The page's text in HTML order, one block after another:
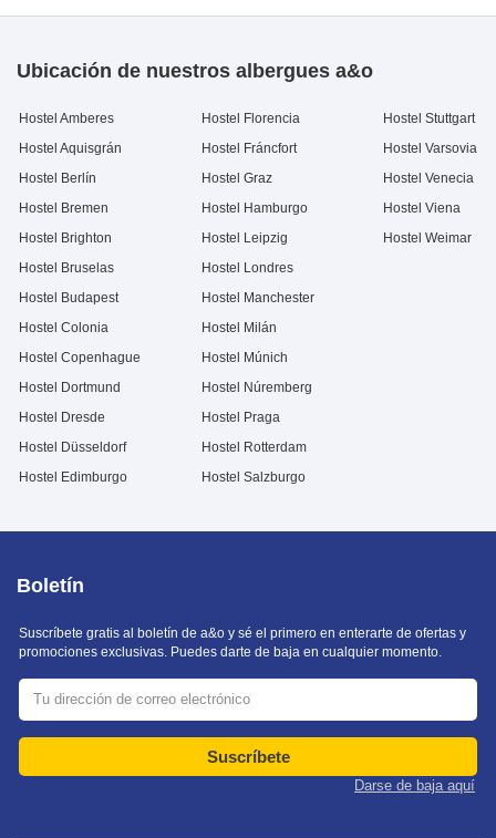
Ubicación de nuestros albergues a&o
Hostel Amberes
Hostel Aquisgrán
Hostel Berlín
Hostel Bremen
Hostel Brighton
Hostel Bruselas
Hostel Budapest
Hostel Colonia
Hostel Copenhague
Hostel Dortmund
Hostel Dresde
Hostel Düsseldorf
Hostel Edimburgo
Hostel Florencia
Hostel Fráncfort
Hostel Graz
Hostel Hamburgo
Hostel Leipzig
Hostel Londres
Hostel Manchester
Hostel Milán
Hostel Múnich
Hostel Núremberg
Hostel Praga
Hostel Rotterdam
Hostel Salzburgo
Hostel Stuttgart
Hostel Varsovia
Hostel Venecia
Hostel Viena
Hostel Weimar
Boletín
Suscríbete gratis al boletín de a&o y sé el primero en enterarte de ofertas y
promociones exclusivas. Puedes darte de baja en cualquier momento.
Suscríbete
Darse de baja aquí